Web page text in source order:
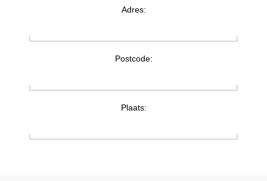
Adres:
Postcode:
Plaats: